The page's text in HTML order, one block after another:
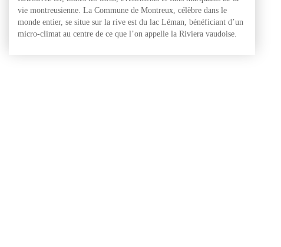
vie montreusienne. La Commune de Montreux, célèbre dans le
monde entier, se situe sur la rive est du lac Léman, bénéficiant d’un
micro-climat au centre de ce que l’on appelle la Riviera vaudoise.